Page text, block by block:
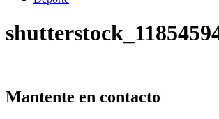
Mantente en contacto